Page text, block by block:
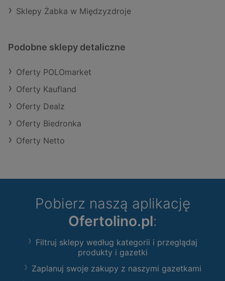
Sklepy Żabka w Międzyzdroje
Podobne sklepy detaliczne
Oferty POLOmarket
Oferty Kaufland
Oferty Dealz
Oferty Biedronka
Oferty Netto
Pobierz naszą aplikację
Ofertolino.pl:
Filtruj sklepy według kategorii i przeglądaj
produkty i gazetki
Zaplanuj swoje zakupy z naszymi gazetkami